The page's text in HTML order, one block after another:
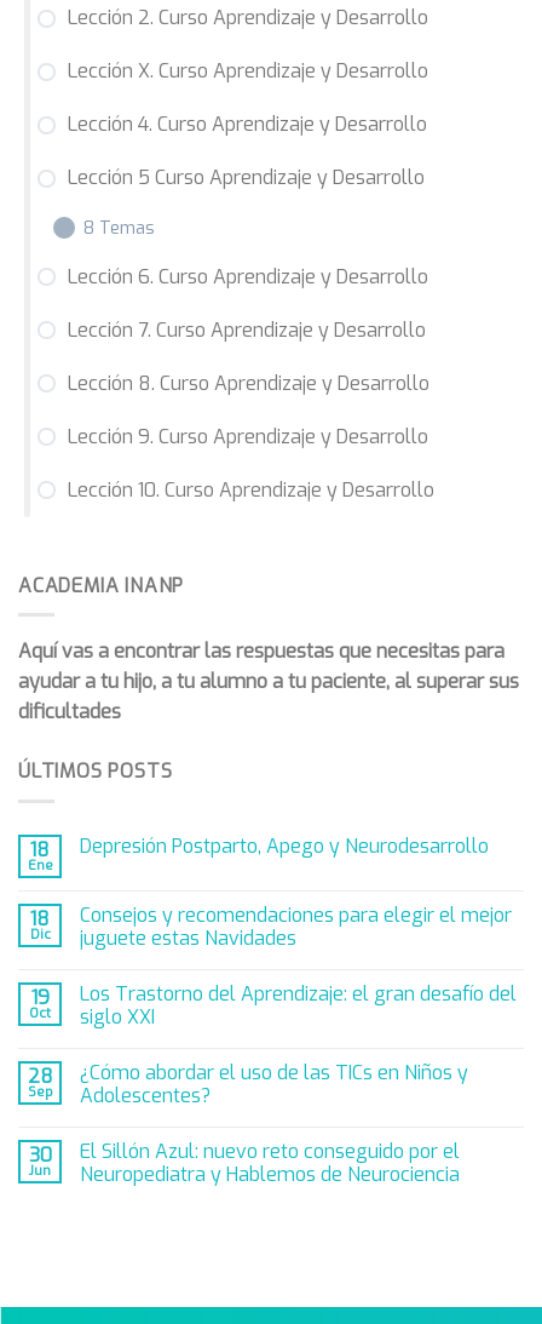
Lección 2. Curso Aprendizaje y Desarrollo
Lección X. Curso Aprendizaje y Desarrollo
Lección 4. Curso Aprendizaje y Desarrollo
Lección 5 Curso Aprendizaje y Desarrollo
8 Temas
Tema 5. Dislexia 1 (Curso AyD)
Tema 5. Dislexia 2 (Curso AyD)
Tema 5. Dislexia 3 (Curso AyD)
Tema 5. ACI 2 (Curso AyD)
Lección 6. Curso Aprendizaje y Desarrollo
Lección 7. Curso Aprendizaje y Desarrollo
Lección 8. Curso Aprendizaje y Desarrollo
Lección 9. Curso Aprendizaje y Desarrollo
Lección 10. Curso Aprendizaje y Desarrollo
ACADEMIA INANP
Aquí vas a encontrar las respuestas que necesitas para
ayudar a tu hijo, a tu alumno a tu paciente, al superar sus
dificultades
ÚLTIMOS POSTS
18
Ene
Depresión Postparto, Apego y Neurodesarrollo
18
Dic
Consejos y recomendaciones para elegir el mejor
juguete estas Navidades
19
Oct
Los Trastorno del Aprendizaje: el gran desafío del
siglo XXI
28
Sep
¿Cómo abordar el uso de las TICs en Niños y
Adolescentes?
30
Jun
El Sillón Azul: nuevo reto conseguido por el
Neuropediatra y Hablemos de Neurociencia